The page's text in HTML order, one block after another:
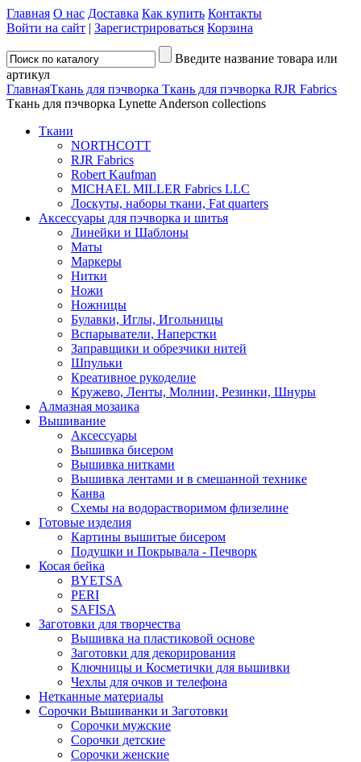
Главная О нас Доставка Как купить Контакты
Войти на сайт | Зарегистрироваться Корзина
Введите название товара или
артикул
ГлавнаяТкань для пэчворка Ткань для пэчворка RJR Fabrics
Ткань для пэчворка Lynette Anderson collections
Ткани
NORTHCOTT
RJR Fabrics
Robert Kaufman
MICHAEL MILLER Fabrics LLC
Лоскуты, наборы ткани, Fat quarters
Аксессуары для пэчворка и шитья
Линейки и Шаблоны
Маты
Маркеры
Нитки
Ножи
Ножницы
Булавки, Иглы, Игольницы
Вспарыватели, Наперстки
Заправщики и обрезчики нитей
Шпульки
Креативное рукоделие
Кружево, Ленты, Молнии, Резинки, Шнуры
Алмазная мозаика
Вышивание
Аксессуары
Вышивка бисером
Вышивка нитками
Вышивка лентами и в смешанной технике
Канва
Схемы на водорастворимом флизелине
Готовые изделия
Картины вышитые бисером
Подушки и Покрывала - Печворк
Косая бейка
BYETSA
PERI
SAFISA
Заготовки для творчества
Вышивка на пластиковой основе
Заготовки для декорирования
Ключницы и Косметички для вышивки
Чехлы для очков и телефона
Нетканные материалы
Сорочки Вышиванки и Заготовки
Cорочки мужские
Сорочки детские
Сорочки женские